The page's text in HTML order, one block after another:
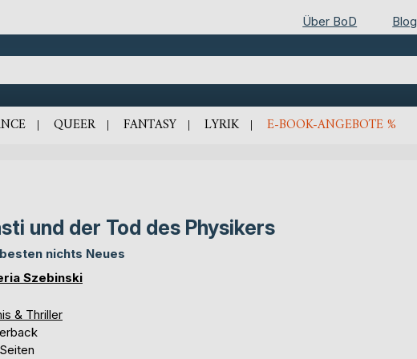
Über BoD Blog
QUEER FANTASY LYRIK E-BOOK-ANGEBOTE %
und der Tod des Physikers
nichts Neues
Szebinski
& Thriller